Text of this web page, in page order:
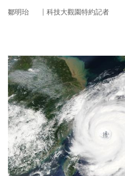
鄒明珆 ｜ 科技大觀園特約記者